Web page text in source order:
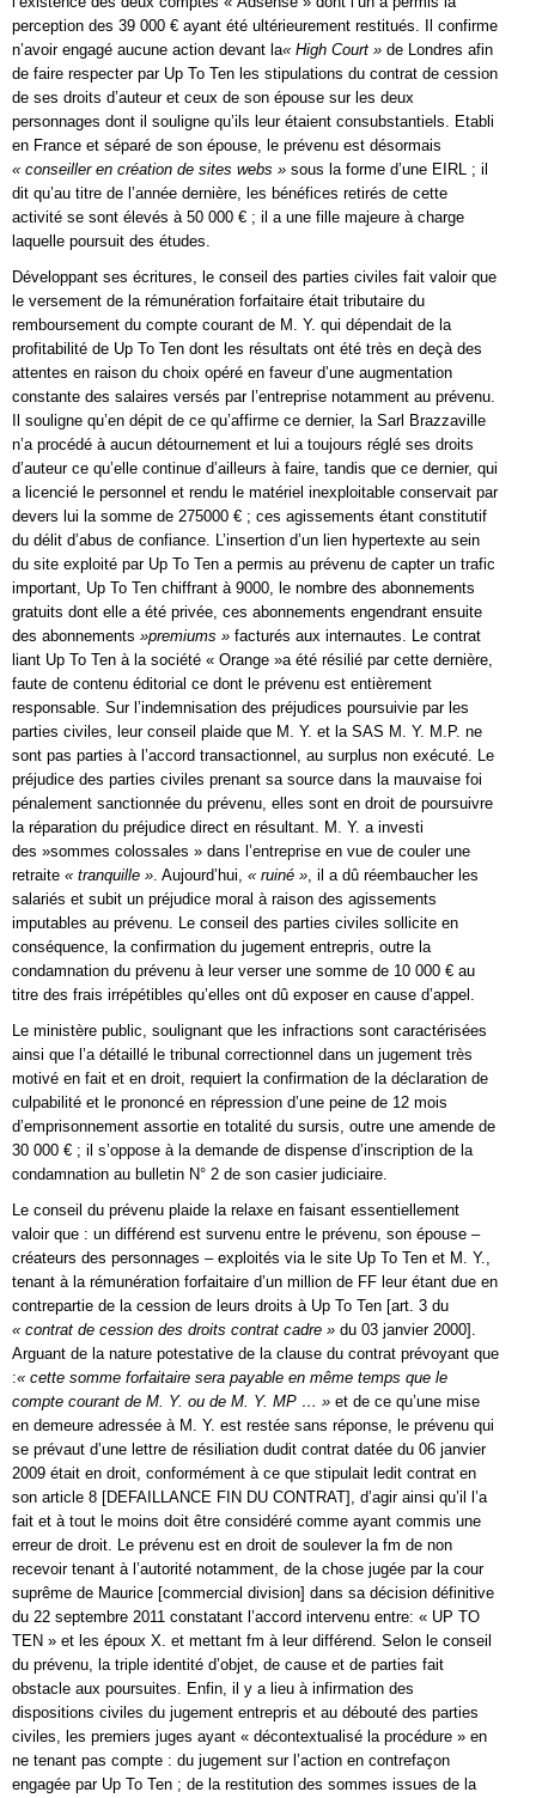
perception des 39 000 € ayant été ultérieurement restitués. Il confirme
n’avoir engagé aucune action devant la« High Court » de Londres afin
de faire respecter par Up To Ten les stipulations du contrat de cession
de ses droits d’auteur et ceux de son épouse sur les deux
personnages dont il souligne qu’ils leur étaient consubstantiels. Etabli
en France et séparé de son épouse, le prévenu est désormais
« conseiller en création de sites webs » sous la forme d’une EIRL ; il
dit qu’au titre de l’année dernière, les bénéfices retirés de cette
activité se sont élevés à 50 000 € ; il a une fille majeure à charge
laquelle poursuit des études.
Développant ses écritures, le conseil des parties civiles fait valoir que
le versement de la rémunération forfaitaire était tributaire du
remboursement du compte courant de M. Y. qui dépendait de la
profitabilité de Up To Ten dont les résultats ont été très en deçà des
attentes en raison du choix opéré en faveur d’une augmentation
constante des salaires versés par l’entreprise notamment au prévenu.
Il souligne qu’en dépit de ce qu’affirme ce dernier, la Sarl Brazzaville
n’a procédé à aucun détournement et lui a toujours réglé ses droits
d’auteur ce qu’elle continue d’ailleurs à faire, tandis que ce dernier, qui
a licencié le personnel et rendu le matériel inexploitable conservait par
devers lui la somme de 275000 € ; ces agissements étant constitutif
du délit d’abus de confiance. L’insertion d’un lien hypertexte au sein
du site exploité par Up To Ten a permis au prévenu de capter un trafic
important, Up To Ten chiffrant à 9000, le nombre des abonnements
gratuits dont elle a été privée, ces abonnements engendrant ensuite
des abonnements »premiums » facturés aux internautes. Le contrat
liant Up To Ten à la société « Orange »a été résilié par cette dernière,
faute de contenu éditorial ce dont le prévenu est entièrement
responsable. Sur l’indemnisation des préjudices poursuivie par les
parties civiles, leur conseil plaide que M. Y. et la SAS M. Y. M.P. ne
sont pas parties à l’accord transactionnel, au surplus non exécuté. Le
préjudice des parties civiles prenant sa source dans la mauvaise foi
pénalement sanctionnée du prévenu, elles sont en droit de poursuivre
la réparation du préjudice direct en résultant. M. Y. a investi
des »sommes colossales » dans l’entreprise en vue de couler une
retraite « tranquille ». Aujourd’hui, « ruiné », il a dû réembaucher les
salariés et subit un préjudice moral à raison des agissements
imputables au prévenu. Le conseil des parties civiles sollicite en
conséquence, la confirmation du jugement entrepris, outre la
condamnation du prévenu à leur verser une somme de 10 000 € au
titre des frais irrépétibles qu’elles ont dû exposer en cause d’appel.
Le ministère public, soulignant que les infractions sont caractérisées
ainsi que l’a détaillé le tribunal correctionnel dans un jugement très
motivé en fait et en droit, requiert la confirmation de la déclaration de
culpabilité et le prononcé en répression d’une peine de 12 mois
d’emprisonnement assortie en totalité du sursis, outre une amende de
30 000 € ; il s’oppose à la demande de dispense d’inscription de la
condamnation au bulletin N° 2 de son casier judiciaire.
Le conseil du prévenu plaide la relaxe en faisant essentiellement
valoir que : un différend est survenu entre le prévenu, son épouse –
créateurs des personnages – exploités via le site Up To Ten et M. Y.,
tenant à la rémunération forfaitaire d’un million de FF leur étant due en
contrepartie de la cession de leurs droits à Up To Ten [art. 3 du
« contrat de cession des droits contrat cadre » du 03 janvier 2000].
Arguant de la nature potestative de la clause du contrat prévoyant que
:« cette somme forfaitaire sera payable en même temps que le
compte courant de M. Y. ou de M. Y. MP … » et de ce qu’une mise
en demeure adressée à M. Y. est restée sans réponse, le prévenu qui
se prévaut d’une lettre de résiliation dudit contrat datée du 06 janvier
2009 était en droit, conformément à ce que stipulait ledit contrat en
son article 8 [DEFAILLANCE FIN DU CONTRAT], d’agir ainsi qu’il l’a
fait et à tout le moins doit être considéré comme ayant commis une
erreur de droit. Le prévenu est en droit de soulever la fm de non
recevoir tenant à l’autorité notamment, de la chose jugée par la cour
suprême de Maurice [commercial division] dans sa décision définitive
du 22 septembre 2011 constatant l’accord intervenu entre: « UP TO
TEN » et les époux X. et mettant fm à leur différend. Selon le conseil
du prévenu, la triple identité d’objet, de cause et de parties fait
obstacle aux poursuites. Enfin, il y a lieu à infirmation des
dispositions civiles du jugement entrepris et au débouté des parties
civiles, les premiers juges ayant « décontextualisé la procédure » en
ne tenant pas compte : du jugement sur l’action en contrefaçon
engagée par Up To Ten ; de la restitution des sommes issues de la